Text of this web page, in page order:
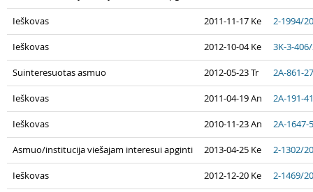
Ieškovas 2011-11-17 Ke 2-1994/
Ieškovas 2012-10-04 Ke 3K-3-
Suinteresuotas asmuo 2012-05-23 Tr 2A-861-
Ieškovas 2011-04-19 An 2A-191-
Ieškovas 2010-11-23 An 2A-1647-
Asmuo/institucija viešajam interesui apginti 2013-04-25 Ke 2-1302/
Ieškovas 2012-12-20 Ke 2-1469/